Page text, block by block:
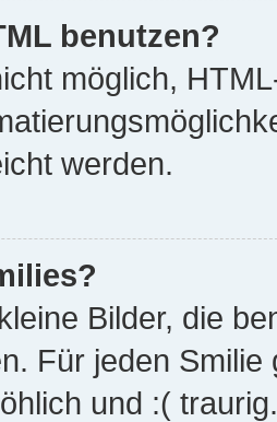
benutzen?
möglich,
werden.
Bilder, die
Für jeden
und :(